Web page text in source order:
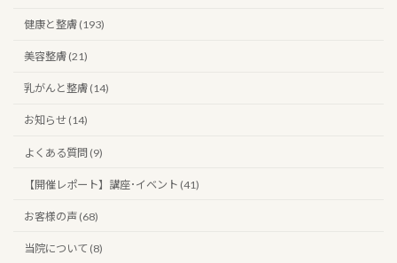
健康と整膚 (193)
美容整膚 (21)
乳がんと整膚 (14)
お知らせ (14)
よくある質問 (9)
【開催レポート】講座･イベント (41)
お客様の声 (68)
当院について (8)